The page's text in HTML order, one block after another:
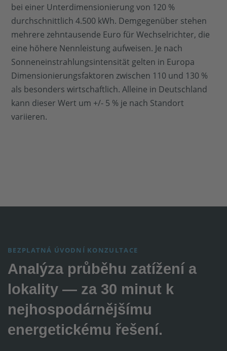
bei einer Unterdimensionierung von 120 %
durchschnittlich 4.500 kWh. Demgegenüber stehen
mehrere zehntausende Euro für Wechselrichter, die
eine höhere Nennleistung aufweisen. Je nach
Sonneneinstrahlungsintensität gelten in Europa
Dimensionierungsfaktoren zwischen 110 und 130 %
als besonders wirtschaftlich. Alleine in Deutschland
kann dieser Wert um +/- 5 % je nach Standort
variieren.
BEZPLATNÁ ÚVODNÍ KONZULTACE
Analýza průběhu zatížení a
lokality — za 30 minut k
nejhospodárnějšímu
energetickému řešení.